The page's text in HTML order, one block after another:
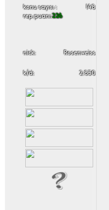
konu sayısı :
148
rep puanı:226
nick: Rosenweiss
k/d: 2.830